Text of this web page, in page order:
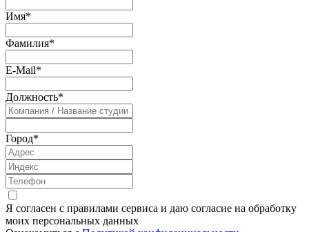
Имя*
Фамилия*
E-Mail*
Должность*
Город*
Я согласен с правилами сервиса и даю согласие на обработку
моих персональных данных